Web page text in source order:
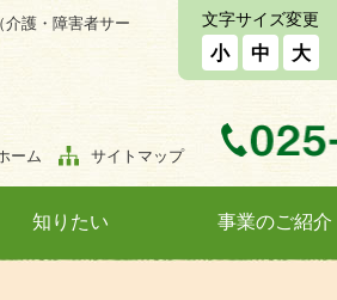
護・障害者サー
ーム サイトマップ
文字サイズ変更
小 中 大
知りたい 事業のご紹介